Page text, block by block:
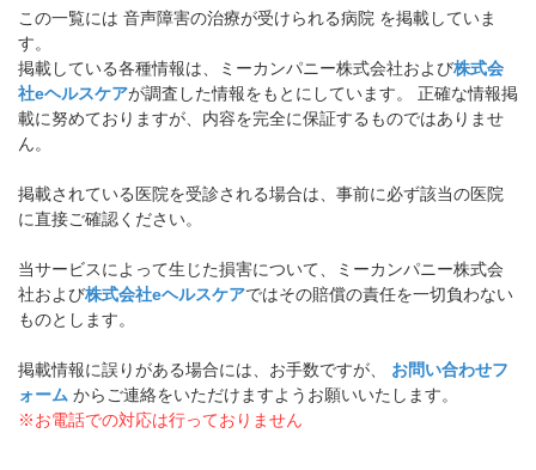
この一覧には 音声障害の治療が受けられる病院 を掲載していま
す。
掲載している各種情報は、ミーカンパニー株式会社および株式会
社eヘルスケアが調査した情報をもとにしています。 正確な情報掲
載に努めておりますが、内容を完全に保証するものではありませ
ん。
掲載されている医院を受診される場合は、事前に必ず該当の医院
に直接ご確認ください。
当サービスによって生じた損害について、ミーカンパニー株式会
社および株式会社eヘルスケアではその賠償の責任を一切負わない
ものとします。
掲載情報に誤りがある場合には、お手数ですが、 お問い合わせフ
ォーム からご連絡をいただけますようお願いいたします。
※お電話での対応は行っておりません